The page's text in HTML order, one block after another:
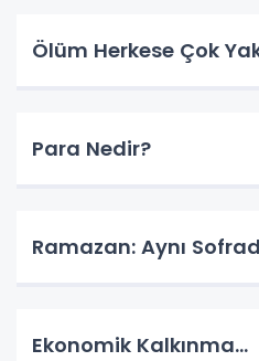
Ölüm Herkese Çok
Para Nedir?
Ramazan: Aynı
Ekonomik Kalkınma…